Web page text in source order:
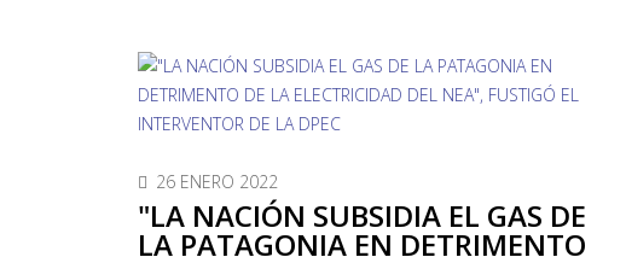
26 ENERO 2022
"LA NACIÓN SUBSIDIA EL GAS DE
LA PATAGONIA EN DETRIMENTO